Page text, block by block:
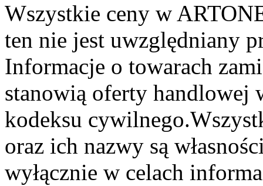
Wszystkie ceny w
ten nie jest uwzględniany
Informacje o towarach
stanowią oferty
kodeksu
oraz ich nazwy są
wyłącznie w celach